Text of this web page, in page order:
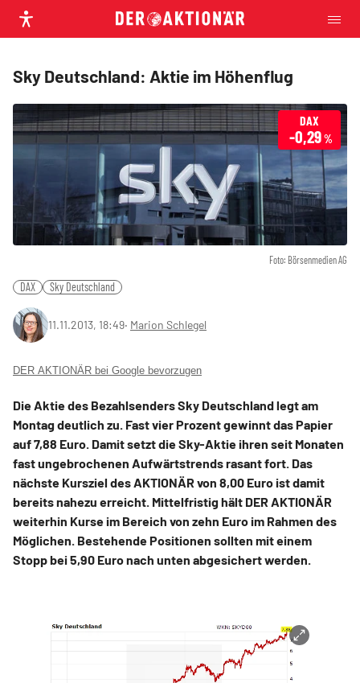
Sky Deutschland: Aktie im Höhenflug
Foto: Börsenmedien AG
DAX
-0,29%
DAX Sky Deutschland
11.11.2013, 18:49‧ Marion Schlegel
DER AKTIONÄR bei Google bevorzugen
Die Aktie des Bezahlsenders Sky Deutschland legt am
Montag deutlich zu. Fast vier Prozent gewinnt das Papier
auf 7,88 Euro. Damit setzt die Sky-Aktie ihren seit Monaten
fast ungebrochenen Aufwärtstrends rasant fort. Das
nächste Kursziel des AKTIONÄR von 8,00 Euro ist damit
bereits nahezu erreicht. Mittelfristig hält DER AKTIONÄR
weiterhin Kurse im Bereich von zehn Euro im Rahmen des
Möglichen. Bestehende Positionen sollten mit einem
Stopp bei 5,90 Euro nach unten abgesichert werden.